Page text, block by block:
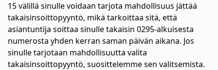
15 välillä sinulle voidaan tarjota mahdollisuus jättää
takaisinsoittopyyntö, mikä tarkoittaa sitä, että
asiantuntija soittaa sinulle takaisin 0295-alkuisesta
numerosta yhden kerran saman päivän aikana. Jos
sinulle tarjotaan mahdollisuutta valita
takaisinsoittopyyntö, suosittelemme sen valitsemista.